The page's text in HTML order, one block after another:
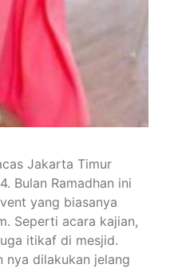
Jakarta Timur
Bulan Ramadhan ini
yang biasanya
Seperti acara kajian,
itikaf di mesjid.
nya dilakukan jelang